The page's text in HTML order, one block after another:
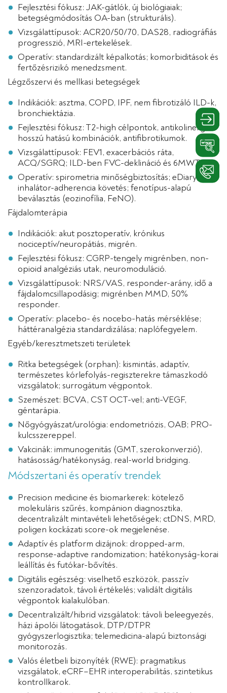
Fejlesztési fókusz: JAK-gátlók, új biológiaiak;
betegségmódosítás OA-ban (strukturális).
Vizsgálattípusok: ACR20/50/70, DAS28, radiográfiás
progresszió, MRI-ertekelések.
Operatív: standardizált képalkotás; komorbiditások és
fertőzésrizikó menedzsment.
Légzőszervi és mellkasi betegségek
Indikációk: asztma, COPD, IPF, nem fibrotizáló ILD-k,
bronchiektázia.
Fejlesztési fókusz: T2-high célpontok, antikolinerg és
hosszú hatású kombinációk, antifibrotikumok.
Vizsgálattípusok: FEV1, exacerbációs ráta,
ACQ/SGRQ; ILD-ben FVC-deklináció és 6MWT.
Operatív: spirometria minőségbiztosítás; eDiary,
inhalátor-adherencia követés; fenotípus-alapú
beválasztás (eozinofília, FeNO).
Fájdalomterápia
Indikációk: akut posztoperatív, krónikus
nociceptív/neuropátiás, migrén.
Fejlesztési fókusz: CGRP-tengely migrénben, non-
opioid analgéziás utak, neuromoduláció.
Vizsgálattípusok: NRS/VAS, responder-arány, idő a
fájdalomcsillapodásig; migrénben MMD, 50%
responder.
Operatív: placebo- és nocebo-hatás mérséklése;
háttéranalgézia standardizálása; naplófegyelem.
Egyéb/keresztmetszeti területek
Ritka betegségek (orphan): kismintás, adaptív,
természetes kórlefolyás-regiszterekre támaszkodó
vizsgálatok; surrogátum végpontok.
Szemészet: BCVA, CST OCT-vel; anti-VEGF,
géntarápia.
Nőgyógyászat/urológia: endometriózis, OAB; PRO-
kulcsszereppel.
Vakcinák: immunogenitás (GMT, szerokonverzió),
hatásosság/hatékonyság, real-world bridging.
Módszertani és operatív trendek
Precision medicine és biomarkerek: kötelező
molekuláris szűrés, kompánion diagnosztika,
decentralizált mintavételi lehetőségek; ctDNS, MRD,
poligen kockázati score-ok megjelenése.
Adaptív és platform dizájnok: dropped-arm,
response-adaptive randomization; hatékonyság-korai
leállítás és futókar-bővítés.
Digitális egészség: viselhető eszközök, passzív
szenzoradatok, távoli értékelés; validált digitális
végpontok kialakulóban.
Decentralizált/hibrid vizsgálatok: távoli beleegyezés,
házi ápolói látogatások, DTP/DTPR
gyógyszerlogisztika; telemedicina-alapú biztonsági
monitorozás.
Valós életbeli bizonyíték (RWE): pragmatikus
vizsgálatok, eCRF–EHR interoperabilitás, szintetikus
kontrollkarok.